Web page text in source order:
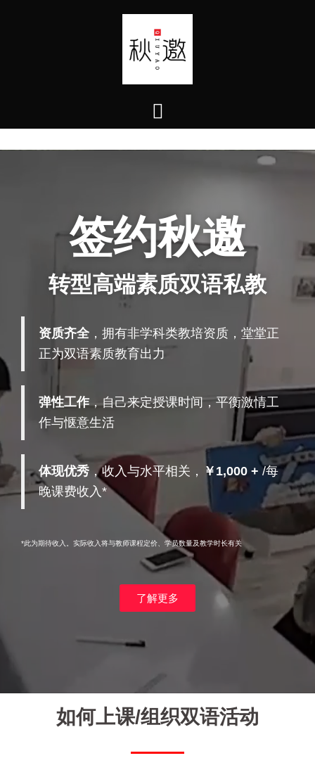
签约秋邀
转型高端素质双语私教
资质齐全 ，拥有非学科类教培资质，堂堂正
正为双语素质教育出力
弹性工作，自己来定授课时间，平衡激情工
作与惬意生活
体现优秀 ，收入与水平相关， ￥1,000 + /每
晚课费收入*
*此为期待收入。实际收入将与教师课程定价、学员数量及教学时长有关
了解更多
如何上课/组织双语活动